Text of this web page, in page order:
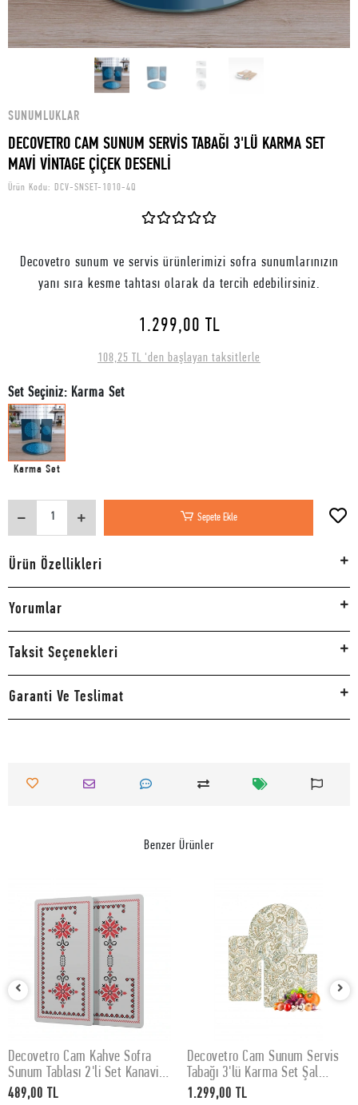
SUNUMLUKLAR
DECOVETRO CAM SUNUM SERVİS TABAĞI 3'LÜ KARMA SET
MAVİ VİNTAGE ÇİÇEK DESENLİ
Ürün Kodu: DCV-SNSET-1010-4Q
Decovetro sunum ve servis ürünlerimizi sofra sunumlarınızın
yanı sıra kesme tahtası olarak da tercih edebilirsiniz.
1.299,00 TL
108,25 TL 'den başlayan taksitlerle
Set Seçiniz: Karma Set
Karma Set
Sepete Ekle
Ürün Özellikleri
Yorumlar
Taksit Seçenekleri
Garanti Ve Teslimat
Benzer Ürünler
SEPETE EKLE
Decovetro Cam Kahve Sofra
Sunum Tablası 2'li Set Kanaviçe
Desenli 30 x 15 cm
489,00 TL
SEPETE EKLE
Decovetro Cam Sunum Servis
Tabağı 3'lü Karma Set Şal
Desenli
1.299,00 TL